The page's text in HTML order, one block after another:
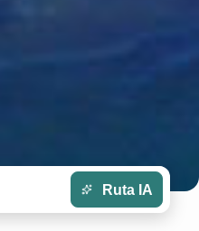
Ruta IA